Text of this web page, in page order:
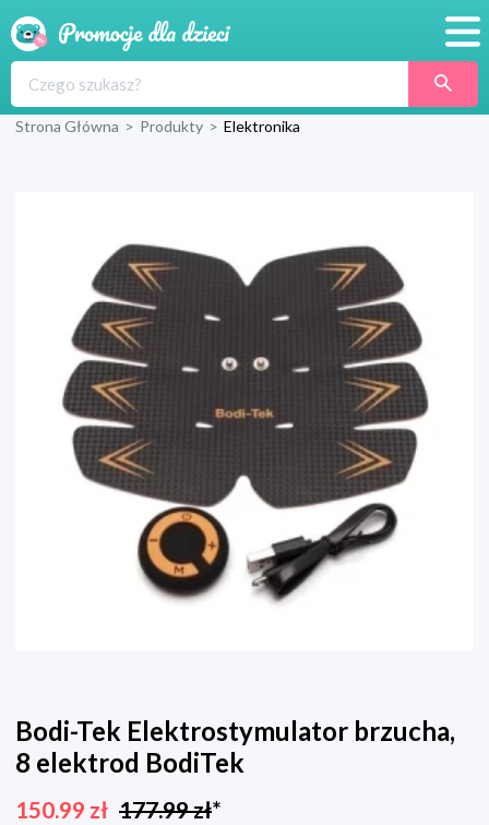
Produkty
Wyprawka
Strona Główna > Produkty > Elektronika
Bodi-Tek Elektrostymulator brzucha,
8 elektrod BodiTek
150.99 zł 177.99zł*